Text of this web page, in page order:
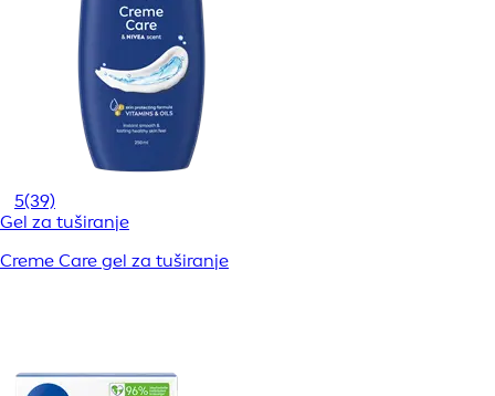
5(39)
Gel za tuširanje
Creme Care gel za tuširanje